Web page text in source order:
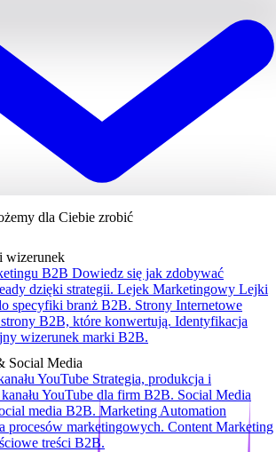
dla Ciebie zrobić
wizerunek
B2B Dowiedz się jak zdobywać
dzięki strategii. Lejek Marketingowy Lejki
specyfiki branż B2B. Strony Internetowe
B2B, które konwertują. Identyfikacja
wizerunek marki B2B.
Social Media
YouTube Strategia, produkcja i
YouTube dla firm B2B. Social Media
media B2B.Marketing Automation
procesów marketingowych. Content Marketing
treści B2B.